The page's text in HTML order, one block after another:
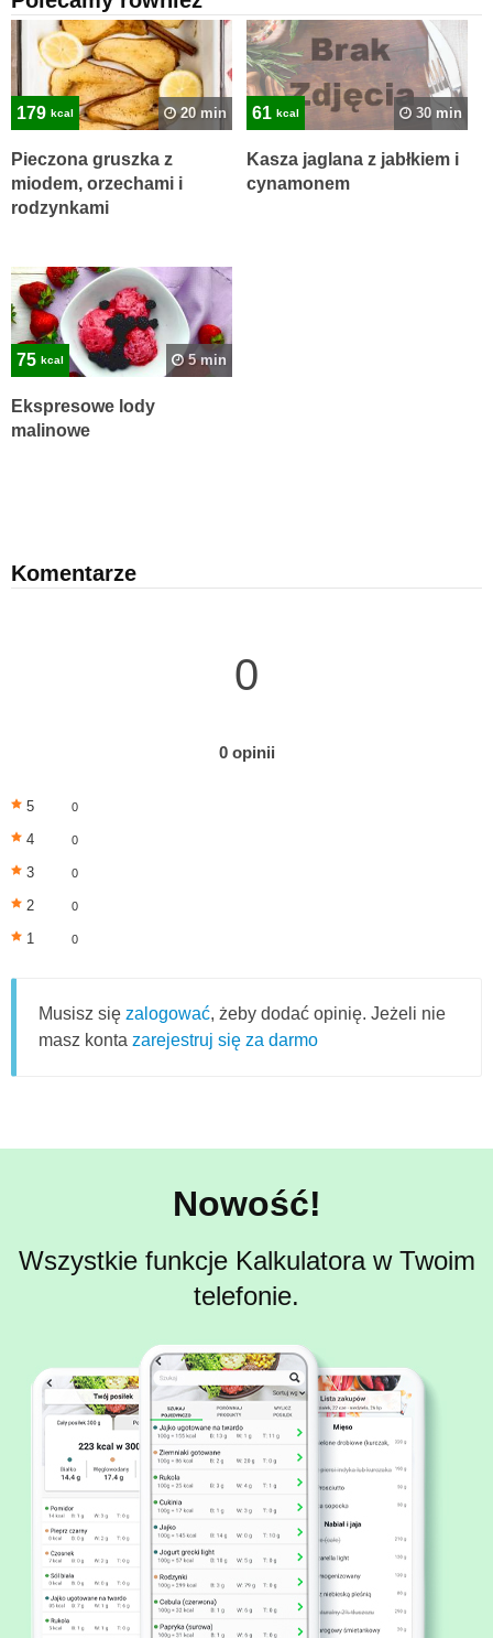
179 kcal 20 min
Pieczona gruszka z
miodem, orzechami i
rodzynkami
61 kcal 30 min
Kasza jaglana z jabłkiem i
cynamonem
75 kcal 5 min
Ekspresowe lody
malinowe
Komentarze
0
0 opinii
5 0
4 0
3 0
2 0
1 0
Musisz się zalogować, żeby dodać opinię. Jeżeli nie
masz konta zarejestruj się za darmo
Nowość!
Wszystkie funkcje Kalkulatora w Twoim
telefonie.